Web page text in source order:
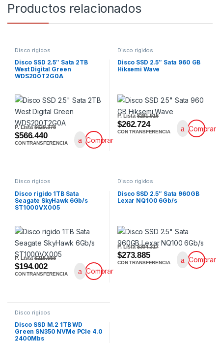
Productos relacionados
Disco rigidos
Disco SSD 2.5″ Sata 2TB
West Digital Green
WDS200T2G0A
P. Lista$629.378
$566.440
CON TRANSFERENCIA Comprar
Disco rigidos
Disco SSD 2.5″ Sata 960 GB
Hiksemi Wave
P. Lista$291.916
$262.724
CON TRANSFERENCIA Comprar
Disco rigidos
Disco rigido 1TB Sata
Seagate SkyHawk 6Gb/s
ST1000VX005
P. Lista$215.558
$194.002
CON TRANSFERENCIA Comprar
Disco rigidos
Disco SSD 2.5″ Sata 960GB
Lexar NQ100 6Gb/s
P. Lista$304.317
$273.885
CON TRANSFERENCIA Comprar
Disco rigidos
Disco SSD M.2 1TB WD
Green SN350 NVMe PCIe 4.0
2400Mbs